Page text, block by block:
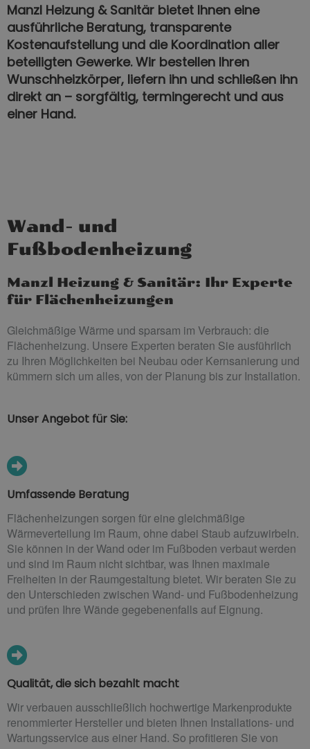
Manzl Heizung & Sanitär bietet Ihnen eine
ausführliche Beratung, transparente
Kostenaufstellung und die Koordination aller
beteiligten Gewerke. Wir bestellen Ihren
Wunschheizkörper, liefern ihn und schließen ihn
direkt an – sorgfältig, termingerecht und aus
einer Hand.
Wand- und
Fußbodenheizung
Manzl Heizung & Sanitär: Ihr Experte
für Flächenheizungen
Gleichmäßige Wärme und sparsam im Verbrauch: die
Flächenheizung. Unsere Experten beraten Sie ausführlich
zu Ihren Möglichkeiten bei Neubau oder Kernsanierung und
kümmern sich um alles, von der Planung bis zur Installation.
Unser Angebot für Sie:
Umfassende Beratung
Flächenheizungen sorgen für eine gleichmäßige
Wärmeverteilung im Raum, ohne dabei Staub aufzuwirbeln.
Sie können in der Wand oder im Fußboden verbaut werden
und sind im Raum nicht sichtbar, was Ihnen maximale
Freiheiten in der Raumgestaltung bietet. Wir beraten Sie zu
den Unterschieden zwischen Wand- und Fußbodenheizung
und prüfen Ihre Wände gegebenenfalls auf Eignung.
Qualität, die sich bezahlt macht
Wir verbauen ausschließlich hochwertige Markenprodukte
renommierter Hersteller und bieten Ihnen Installations- und
Wartungsservice aus einer Hand. So profitieren Sie von